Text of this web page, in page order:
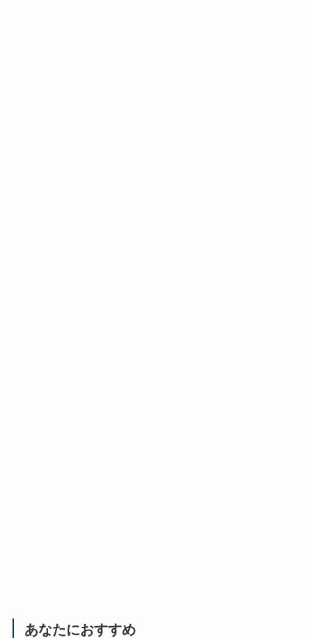
あなたにおすすめ